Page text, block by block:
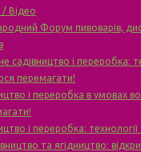
Відео
Форум пивоварів,
садівництво і переробка:
перемагати!
і переробка в умовах
і переробка: технології
та ягідництво: